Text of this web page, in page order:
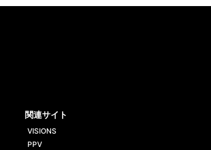
関連サイト
VISIONS
PPV